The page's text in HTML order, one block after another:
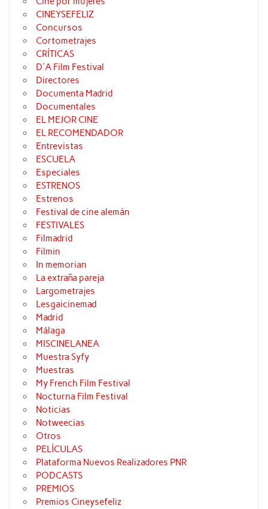
CINEYSEFELIZ
Concursos
Cortometrajes
CRÍTICAS
D'A Film Festival
Directores
Documenta Madrid
Documentales
EL MEJOR CINE
EL RECOMENDADOR
Entrevistas
ESCUELA
Especiales
ESTRENOS
Estrenos
Festival de cine alemán
FESTIVALES
Filmadrid
Filmin
In memorian
La extraña pareja
Largometrajes
Lesgaicinemad
Madrid
Málaga
MISCINELANEA
Muestra Syfy
Muestras
My French Film Festival
Nocturna Film Festival
Noticias
Notweecias
Otros
PELÍCULAS
Plataforma Nuevos Realizadores PNR
PODCASTS
PREMIOS
Premios Cineysefeliz